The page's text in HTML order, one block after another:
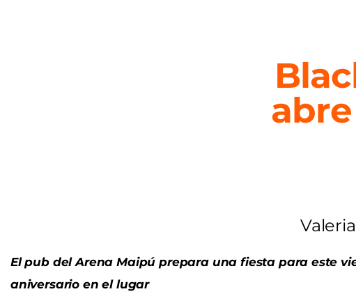
El pub del Arena Maipú prepara una fiesta para este
aniversario en el lugar